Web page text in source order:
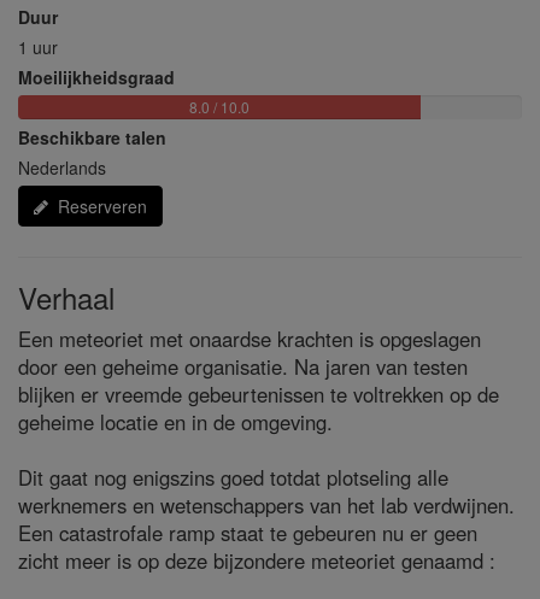
Duur
1 uur
Moeilijkheidsgraad
8.0 / 10.0
Beschikbare talen
Nederlands
Reserveren
Verhaal
Een meteoriet met onaardse krachten is opgeslagen
door een geheime organisatie. Na jaren van testen
blijken er vreemde gebeurtenissen te voltrekken op de
geheime locatie en in de omgeving.
Dit gaat nog enigszins goed totdat plotseling alle
werknemers en wetenschappers van het lab verdwijnen.
Een catastrofale ramp staat te gebeuren nu er geen
zicht meer is op deze bijzondere meteoriet genaamd :